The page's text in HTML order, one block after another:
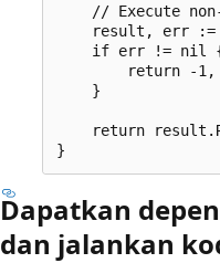
// Execute
result, err
if err != nil
return -1,
    }
return
Dapatkan
dan jalankan